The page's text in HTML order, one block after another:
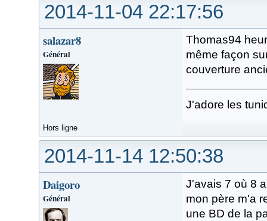
2014-11-04 22:17:56
salazar8
Général
Thomas94
même façon
couverture
J'adore les
Hors ligne
2014-11-14 12:50:38
Daigoro
Général
J'avais 7 où 8
mon père m'a
une BD de la